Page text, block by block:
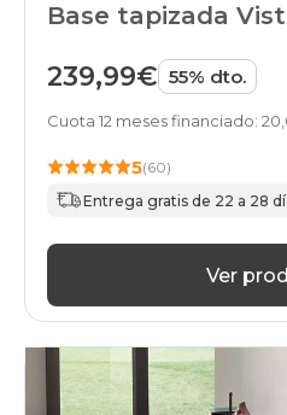
Base tapizada
239,99€ 55% dto.
Cuota 12 meses financiado:
5(60)
Entrega gratis de 22 a 28
Ver